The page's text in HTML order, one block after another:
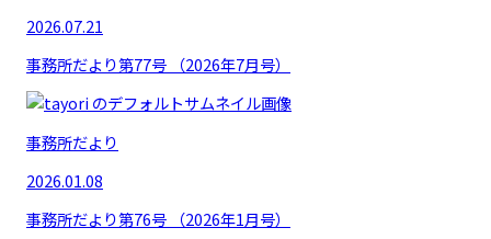
2026.07.21
事務所だより第77号 （2026年7月号）
事務所だより
2026.01.08
事務所だより第76号 （2026年1月号）